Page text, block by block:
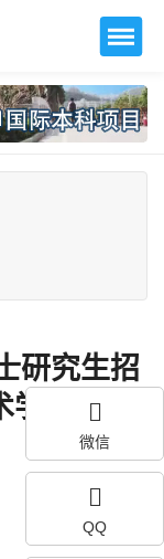
研究生招
院招生
微信
QQ